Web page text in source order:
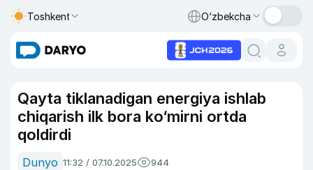
Toshkent O‘zbekcha
Qayta tiklanadigan energiya ishlab
chiqarish ilk bora ko‘mirni ortda
qoldirdi
Dunyo 11:32 / 07.10.2025 944